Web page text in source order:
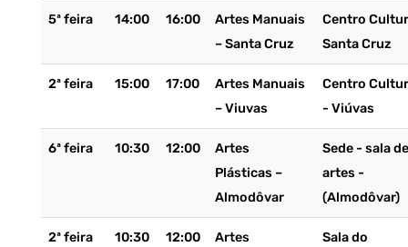
5ª feira 14:00 16:00
Artes Manuais
– Santa Cruz
Centro
Santa Cruz
2ª feira 15:00 17:00
Artes Manuais
– Viuvas
Centro
- Viúvas
6ª feira 10:30 12:00
Artes
Plásticas –
Almodôvar
Sede - sala de
artes -
(Almodôvar)
2ª feira 10:30 12:00
Artes
Sala do